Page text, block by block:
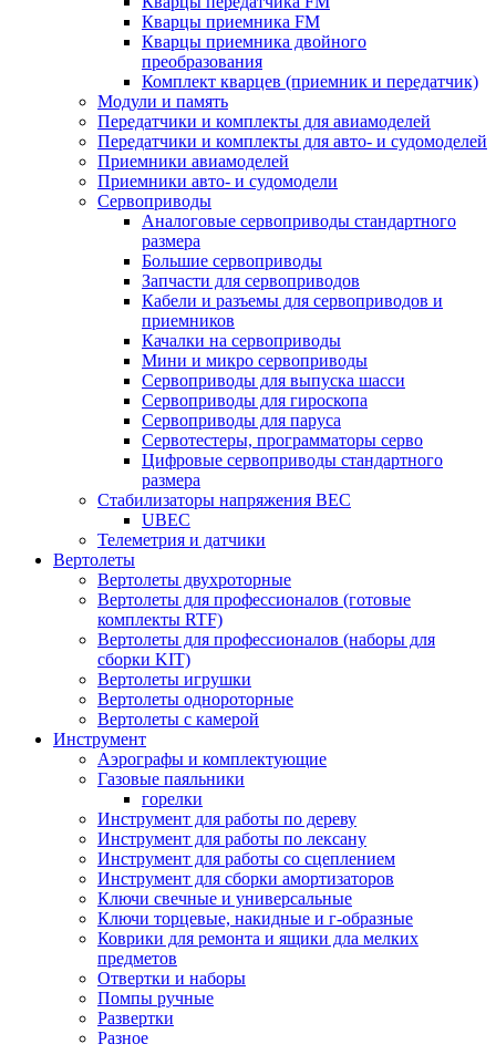
Кварцы приемника FM
Кварцы приемника двойного
преобразования
Комплект кварцев (приемник и передатчик)
Модули и память
Передатчики и комплекты для авиамоделей
Передатчики и комплекты для авто- и судомоделей
Приемники авиамоделей
Приемники авто- и судомодели
Сервоприводы
Аналоговые сервоприводы стандартного
размера
Большие сервоприводы
Запчасти для сервоприводов
Кабели и разъемы для сервоприводов и
приемников
Качалки на сервоприводы
Мини и микро сервоприводы
Сервоприводы для выпуска шасси
Сервоприводы для гироскопа
Сервоприводы для паруса
Сервотестеры, программаторы серво
Цифровые сервоприводы стандартного
размера
Стабилизаторы напряжения BEC
UBEC
Телеметрия и датчики
Вертолеты
Вертолеты двухроторные
Вертолеты для профессионалов (готовые
комплекты RTF)
Вертолеты для профессионалов (наборы для
сборки KIT)
Вертолеты игрушки
Вертолеты однороторные
Вертолеты с камерой
Инструмент
Аэрографы и комплектующие
Газовые паяльники
горелки
Инструмент для работы по дереву
Инструмент для работы по лексану
Инструмент для работы со сцеплением
Инструмент для сборки амортизаторов
Ключи свечные и универсальные
Ключи торцевые, накидные и г-образные
Коврики для ремонта и ящики дла мелких
предметов
Отвертки и наборы
Помпы ручные
Развертки
Разное